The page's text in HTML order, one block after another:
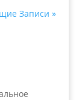
Записи »